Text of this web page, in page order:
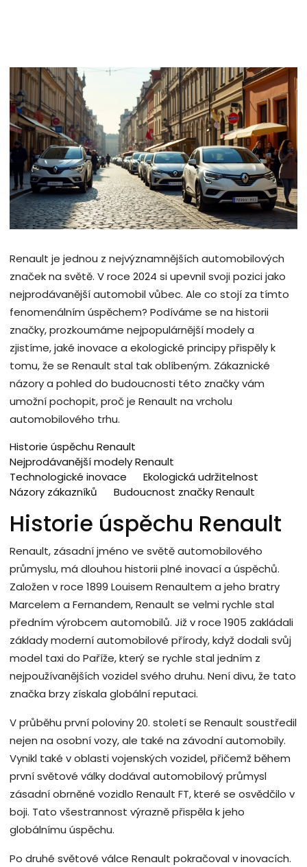
Renault je jednou z nejvýznamnějších automobilových
značek na světě. V roce 2024 si upevnil svoji pozici jako
nejprodávanější automobil vůbec. Ale co stojí za tímto
fenomenálním úspěchem? Podíváme se na historii
značky, prozkoumáme nejpopulárnější modely a
zjistíme, jaké inovace a ekologické principy přispěly k
tomu, že se Renault stal tak oblíbeným. Zákaznické
názory a pohled do budoucnosti této značky vám
umožní pochopit, proč je Renault na vrcholu
automobilového trhu.
Historie úspěchu Renault
Nejprodávanější modely Renault
Technologické inovace
Ekologická udržitelnost
Názory zákazníků
Budoucnost značky Renault
Historie úspěchu Renault
Renault, zásadní jméno ve světě automobilového
průmyslu, má dlouhou historii plné inovací a úspěchů.
Založen v roce 1899 Louisem Renaultem a jeho bratry
Marcelem a Fernandem, Renault se velmi rychle stal
předním výrobcem automobilů. Již v roce 1905 zakládali
základy moderní automobilové přírody, když dodali svůj
model taxi do Paříže, který se rychle stal jedním z
nejpoužívanějších vozidel svého druhu. Není divu, že tato
značka brzy získala globální reputaci.
V průběhu první poloviny 20. století se Renault soustředil
nejen na osobní vozy, ale také na závodní automobily.
Vynikl také v oblasti vojenských vozidel, přičemž během
první světové války dodával automobilový průmysl
zásadní obrněné vozidlo Renault FT, které se osvědčilo v
boji. Tato všestrannost výrazně přispěla k jeho
globálnímu úspěchu.
Po druhé světové válce Renault pokračoval v inovacích.